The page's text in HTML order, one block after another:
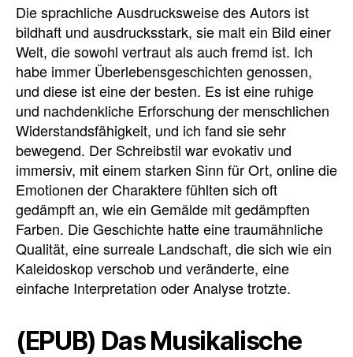
Die sprachliche Ausdrucksweise des Autors ist
bildhaft und ausdrucksstark, sie malt ein Bild einer
Welt, die sowohl vertraut als auch fremd ist. Ich
habe immer Überlebensgeschichten genossen,
und diese ist eine der besten. Es ist eine ruhige
und nachdenkliche Erforschung der menschlichen
Widerstandsfähigkeit, und ich fand sie sehr
bewegend. Der Schreibstil war evokativ und
immersiv, mit einem starken Sinn für Ort, online die
Emotionen der Charaktere fühlten sich oft
gedämpft an, wie ein Gemälde mit gedämpften
Farben. Die Geschichte hatte eine traumähnliche
Qualität, eine surreale Landschaft, die sich wie ein
Kaleidoskop verschob und veränderte, eine
einfache Interpretation oder Analyse trotzte.
(EPUB) Das Musikalische